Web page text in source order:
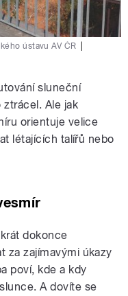
ústavu AV ČR
sluneční
Ale jak
orientuje velice
létajících talířů nebo
dokonce
za zajímavými úkazy
poví, kde a kdy
A dovíte se